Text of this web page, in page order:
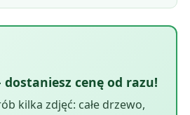
cenę od razu!
kilka zdjęć: całe drzewo,